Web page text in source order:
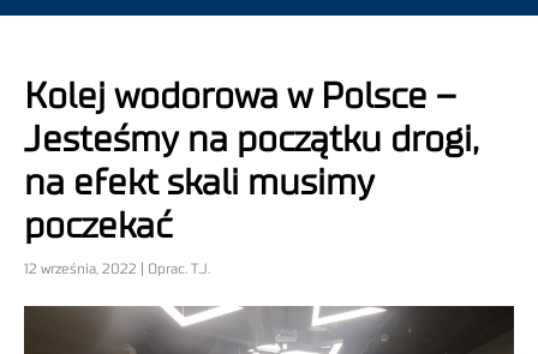
Kolej wodorowa w Polsce –
Jesteśmy na początku drogi,
na efekt skali musimy
poczekać
12 września, 2022 | Oprac. T.J.